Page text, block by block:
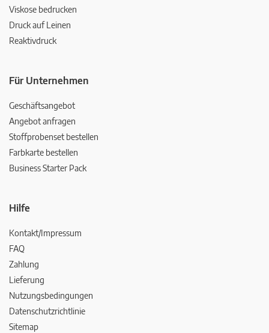
Viskose bedrucken
Druck auf Leinen
Reaktivdruck
Für Unternehmen
Geschäftsangebot
Angebot anfragen
Stoffprobenset bestellen
Farbkarte bestellen
Business Starter Pack
Hilfe
Kontakt/Impressum
FAQ
Zahlung
Lieferung
Nutzungsbedingungen
Datenschutzrichtlinie
Sitemap